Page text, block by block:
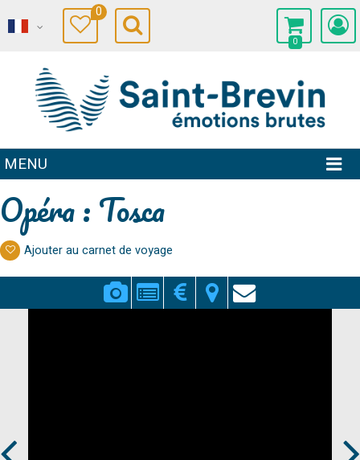
0
0
MENU
Opéra : Tosca
Ajouter au carnet de voyage